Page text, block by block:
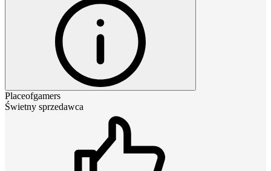
Placeofgamers
Świetny sprzedawca